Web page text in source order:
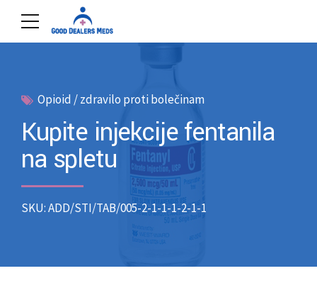
Opioid / zdravilo proti bolečinam
Kupite injekcije fentanila
na spletu
SKU: ADD/STI/TAB/005-2-1-1-1-2-1-1